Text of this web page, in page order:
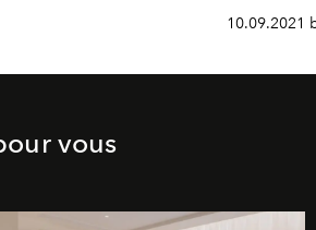
10.09.2021
vous